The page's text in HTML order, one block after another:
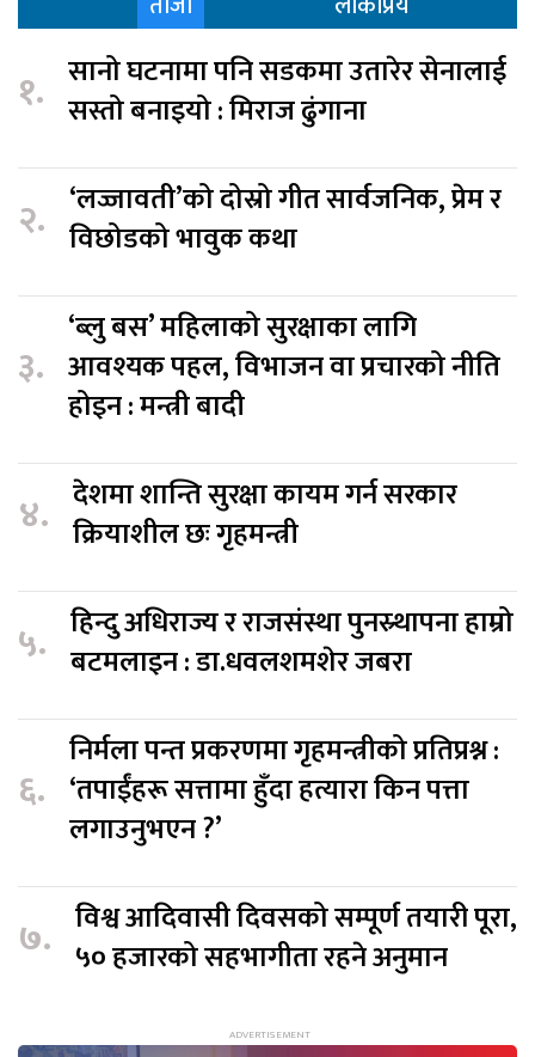
१. सानो घटनामा पनि सडकमा उतारेर सेनालाई
सस्तो बनाइयो : मिराज ढुंगाना
२. ‘लज्जावती’को दोस्रो गीत सार्वजनिक, प्रेम र
विछोडको भावुक कथा
३.
‘ब्लु बस’ महिलाको सुरक्षाका लागि
आवश्यक पहल, विभाजन वा प्रचारको नीति
होइन : मन्त्री बादी
४. देशमा शान्ति सुरक्षा कायम गर्न सरकार
क्रियाशील छः गृहमन्त्री
५. हिन्दु अधिराज्य र राजसंस्था पुनस्र्थापना हाम्रो
बटमलाइन : डा.धवलशमशेर जबरा
६.
निर्मला पन्त प्रकरणमा गृहमन्त्रीको प्रतिप्रश्न :
‘तपाईंहरू सत्तामा हुँदा हत्यारा किन पत्ता
लगाउनुभएन ?’
७. विश्व आदिवासी दिवसको सम्पूर्ण तयारी पूरा,
५० हजारको सहभागीता रहने अनुमान